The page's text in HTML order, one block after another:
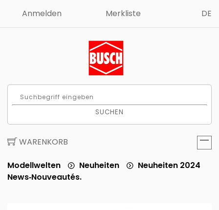
Anmelden Merkliste DE
SUCHEN
WARENKORB
Modellwelten Neuheiten
Neuheiten 2024
News‑Nouveautés.